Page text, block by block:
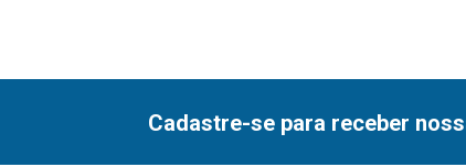
Cadastre-se para receber